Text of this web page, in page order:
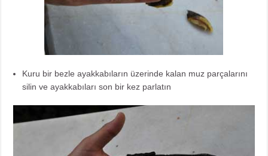
Kuru bir bezle ayakkabıların üzerinde kalan muz parçalarını
silin ve ayakkabıları son bir kez parlatın